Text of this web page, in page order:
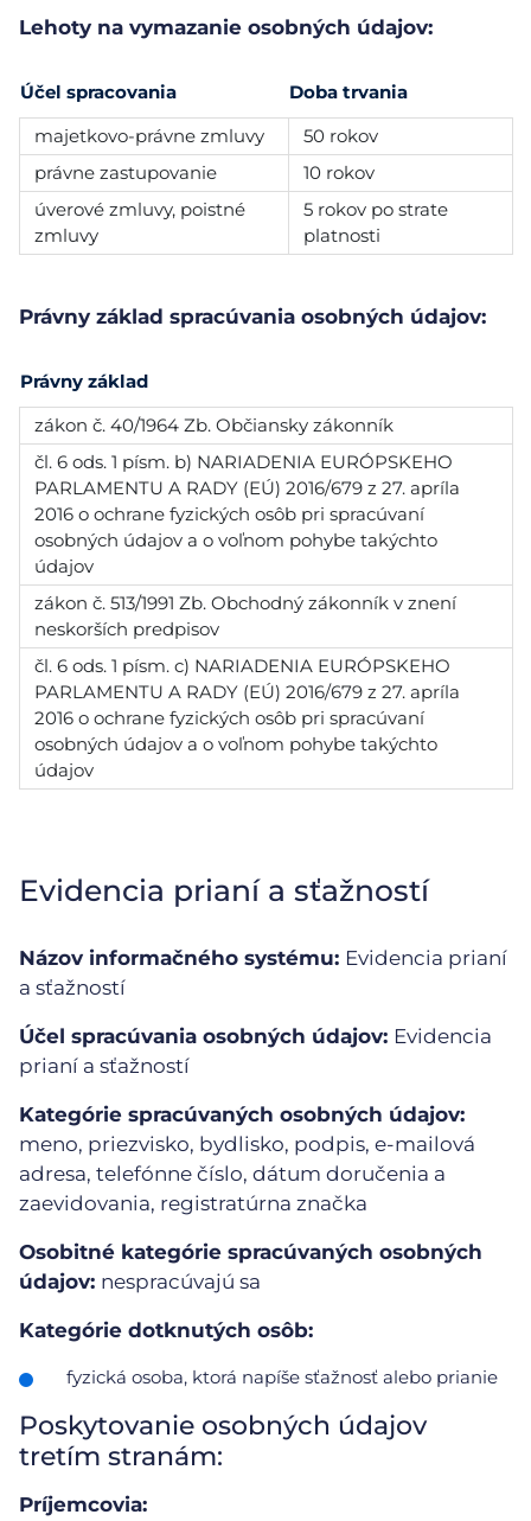
Lehoty na vymazanie osobných údajov:
Účel spracovania
Doba trvania
majetkovo-právne zmluvy
50 rokov
právne zastupovanie
10 rokov
úverové zmluvy, poistné
zmluvy
5 rokov po strate
platnosti
Právny základ spracúvania osobných údajov:
Právny základ
zákon č. 40/1964 Zb. Občiansky zákonník
čl. 6 ods. 1 písm. b) NARIADENIA EURÓPSKEHO
PARLAMENTU A RADY (EÚ) 2016/679 z 27. apríla
2016 o ochrane fyzických osôb pri spracúvaní
osobných údajov a o voľnom pohybe takýchto
údajov
zákon č. 513/1991 Zb. Obchodný zákonník v znení
neskorších predpisov
čl. 6 ods. 1 písm. c) NARIADENIA EURÓPSKEHO
PARLAMENTU A RADY (EÚ) 2016/679 z 27. apríla
2016 o ochrane fyzických osôb pri spracúvaní
osobných údajov a o voľnom pohybe takýchto
údajov
Evidencia prianí a sťažností
Názov informačného systému: Evidencia prianí
a sťažností
Účel spracúvania osobných údajov: Evidencia
prianí a sťažností
Kategórie spracúvaných osobných údajov:
meno, priezvisko, bydlisko, podpis, e-mailová
adresa, telefónne číslo, dátum doručenia a
zaevidovania, registratúrna značka
Osobitné kategórie spracúvaných osobných
údajov: nespracúvajú sa
Kategórie dotknutých osôb:
fyzická osoba, ktorá napíše sťažnosť alebo prianie
Poskytovanie osobných údajov
tretím stranám:
Príjemcovia: